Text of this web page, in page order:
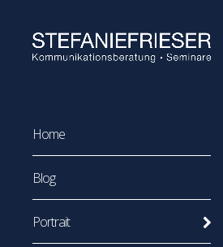
Home
Blog
Portrait